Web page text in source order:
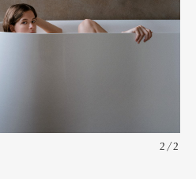
2/2